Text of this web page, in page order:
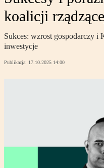
koalicji
Sukces: wzrost gospodarczy i
inwestycje
Publikacja: 17.10.2025 14:00